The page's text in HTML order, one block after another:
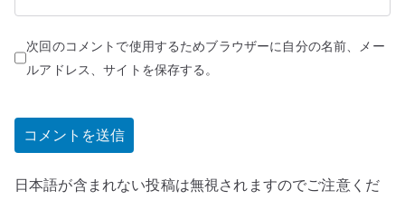
次回のコメントで使用するためブラウザーに自分の名前、メー
ルアドレス、サイトを保存する。
日本語が含まれない投稿は無視されますのでご注意くだ